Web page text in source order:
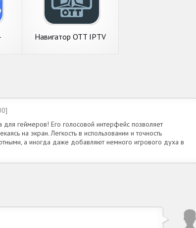
Навигатор OTT IPTV
для геймеров! Его голосовой интерфейс позволяет
на экран. Легкость в использовании и точность
а иногда даже добавляют немного игрового духа в